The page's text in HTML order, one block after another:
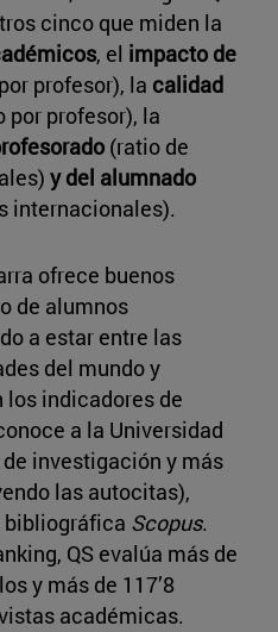
cinco que miden la
, el impacto de
profesor), la calidad
por profesor), la
(ratio de
y del alumnado
internacionales).
ofrece buenos
de alumnos
a estar entre las
del mundo y
los indicadores de
a la Universidad
investigación y más
las autocitas),
bibliográfica Scopus.
QS evalúa más de
y más de 117’8
académicas.